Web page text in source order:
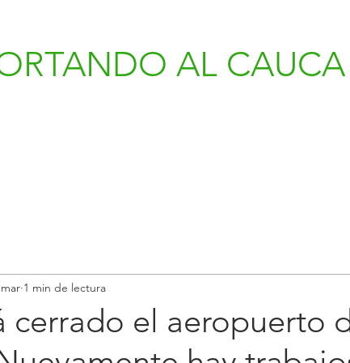
AL CAUCA
cerrado el aeropuerto
1 min de lectura